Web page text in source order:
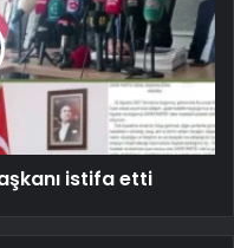
istifa etti